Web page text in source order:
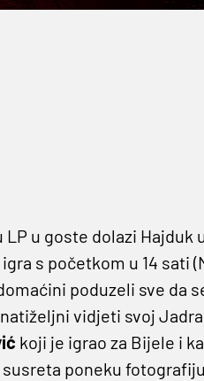
u goste dolazi Hajduk
s početkom u 14 sati
poduzeli sve da
vidjeti svoj
koji je igrao za Bijele i
poneku